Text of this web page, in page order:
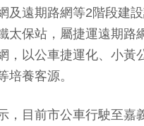
及遠期路網等2階段建
太保站，屬捷運遠期路
，以公車捷運化、小黃
培養客源。
，目前市公車行駛至嘉